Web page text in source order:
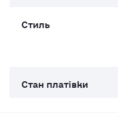
Стиль
Стан платівки